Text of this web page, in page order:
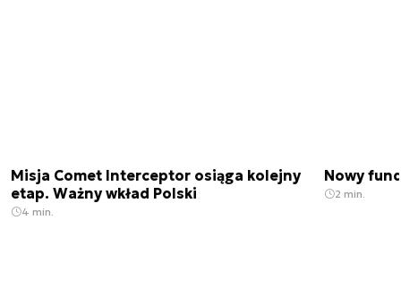
Misja Comet Interceptor osiąga kolejny
etap. Ważny wkład Polski
4 min.
Nowy
2 min.